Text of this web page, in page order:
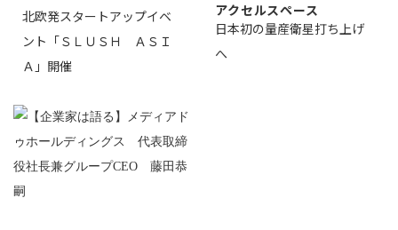
北欧発スタートアップイベ
ント「ＳＬＵＳＨ ＡＳＩ
Ａ」開催
アクセルスペース
日本初の量産衛星打ち上げ
へ